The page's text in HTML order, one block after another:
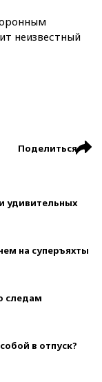
неизвестный
Поделиться
удивительных
на суперъяхты
следам
в отпуск?